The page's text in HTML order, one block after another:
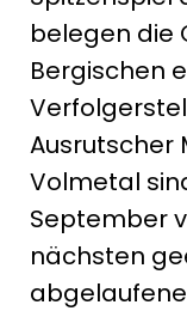
belegen die
Bergischen
Ausrutscher
Volmetal
September
nächsten